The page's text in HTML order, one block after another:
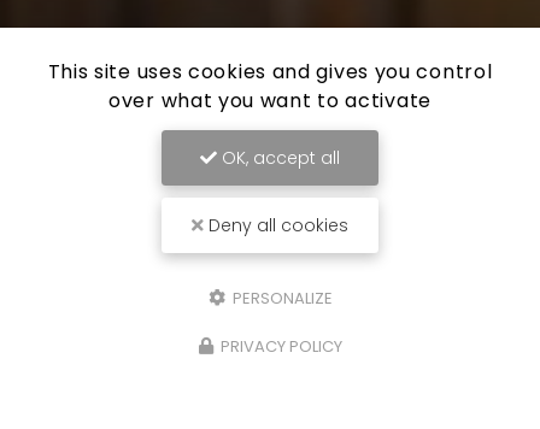
This site uses cookies and gives you control
over what you want to activate
OK, accept all
Deny all cookies
PERSONALIZE
PRIVACY POLICY